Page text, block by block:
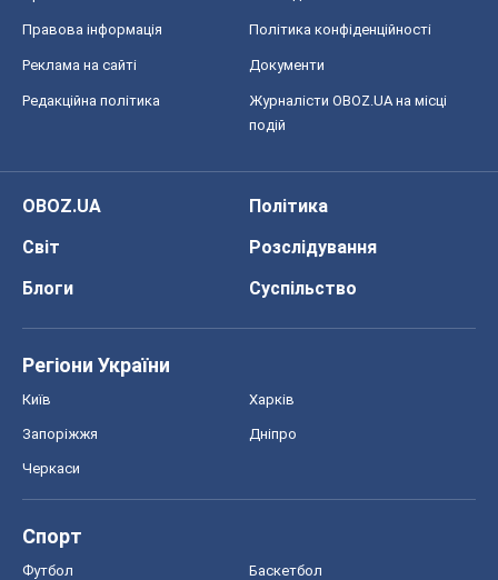
Правова інформація Політика конфіденційності
Реклама на сайті Документи
Редакційна політика
Журналісти OBOZ.UA на місці
подій
OBOZ.UA
Політика
Світ
Розслідування
Блоги
Суспільство
Регіони України
Київ Харків
Запоріжжя Дніпро
Черкаси
Спорт
Футбол Баскетбол